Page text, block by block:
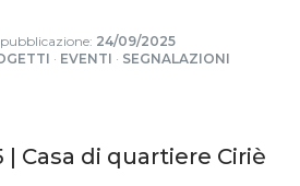
24/09/2025
· EVENTI · SEGNALAZIONI
| Casa di quartiere Ciriè